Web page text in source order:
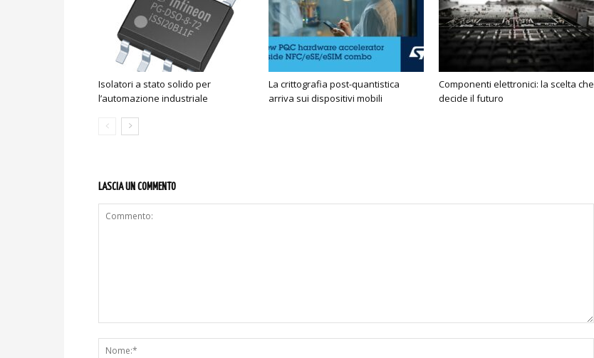
Isolatori a stato solido per
l’automazione industriale
La crittografia post-quantistica
arriva sui dispositivi mobili
Componenti elettronici: la scelta che
decide il futuro
LASCIA UN COMMENTO